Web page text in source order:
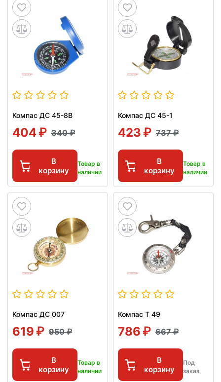
Компас ДС 45-8В
404 340
В
корзину
Товар в
наличии
Компас ДС 45-1
423 737
В
корзину
Товар в
наличии
Компас ДС 007
619 950
В
корзину
Товар в
наличии
Компас Т 49
786 667
В
корзину
Под
заказ